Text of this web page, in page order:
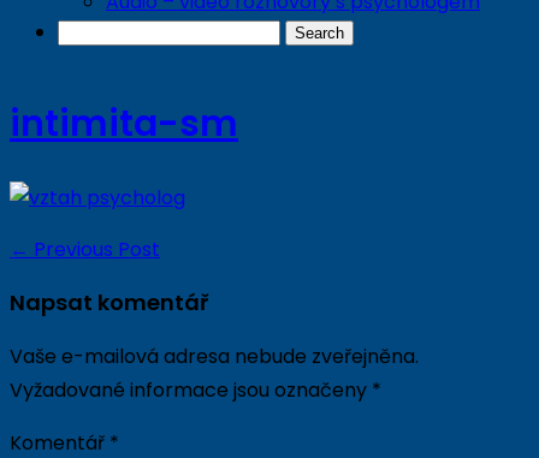
intimita-sm
← Previous Post
Napsat komentář
Vaše e-mailová adresa nebude zveřejněna.
Vyžadované informace jsou označeny *
Komentář *